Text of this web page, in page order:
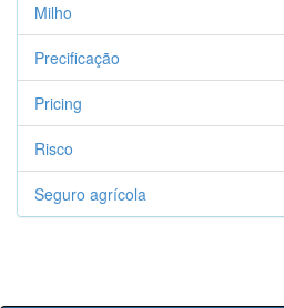
Milho
Precificação
Pricing
Risco
Seguro agrícola